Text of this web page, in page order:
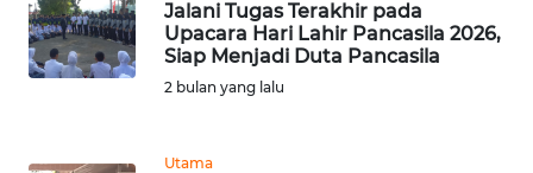
Jalani Tugas Terakhir pada
Upacara Hari Lahir Pancasila 2026,
Siap Menjadi Duta Pancasila
2 bulan yang lalu
Utama
Informasi